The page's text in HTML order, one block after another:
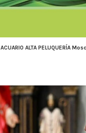
ACUARIO ALTA PELUQUERÍA